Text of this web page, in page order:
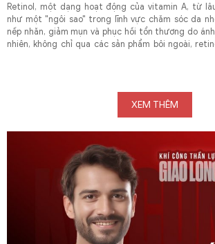
Retinol, một dạng hoạt động của vitamin A, từ
như một "ngôi sao" trong lĩnh vực chăm sóc da
nếp nhăn, giảm mụn và phục hồi tổn thương do
nhiên, không chỉ qua các sản phẩm bôi ngoài,
XEM THÊM